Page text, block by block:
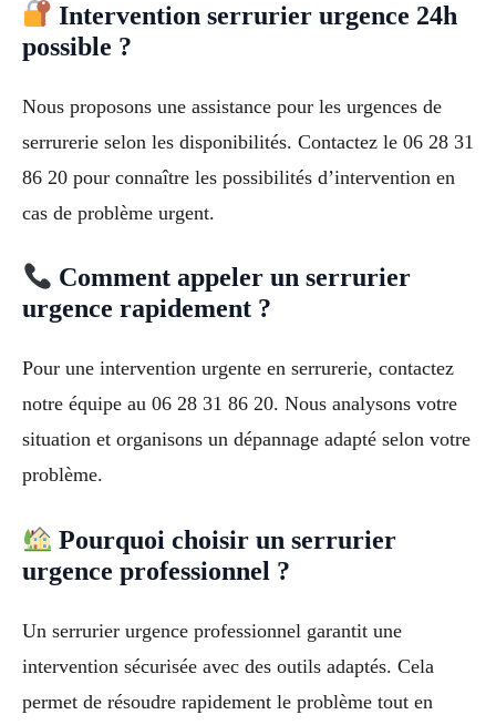
Intervention serrurier urgence 24h
possible ?
Nous proposons une assistance pour les urgences de
serrurerie selon les disponibilités. Contactez le 06 28 31
86 20 pour connaître les possibilités d’intervention en
cas de problème urgent.
Comment appeler un serrurier
urgence rapidement ?
Pour une intervention urgente en serrurerie, contactez
notre équipe au 06 28 31 86 20. Nous analysons votre
situation et organisons un dépannage adapté selon votre
problème.
Pourquoi choisir un serrurier
urgence professionnel ?
Un serrurier urgence professionnel garantit une
intervention sécurisée avec des outils adaptés. Cela
permet de résoudre rapidement le problème tout en